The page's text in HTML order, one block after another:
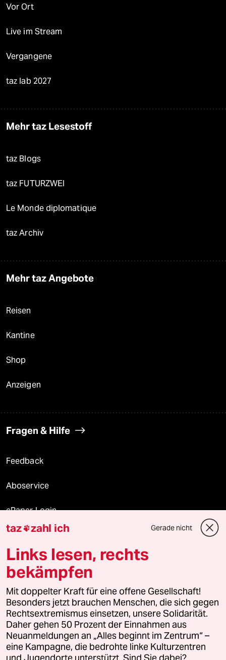
Vor Ort
Live im Stream
Vergangene
taz lab 2027
Mehr taz Lesestoff
taz Blogs
taz FUTURZWEI
Le Monde diplomatique
taz Archiv
Mehr taz Angebote
Reisen
Kantine
Shop
Anzeigen
Fragen & Hilfe
Feedback
Aboservice
ePaper Login
Downloads für Abonnierende
© 2026 taz Verlags und Vertriebs GmbH
Alle Rechte vorbehalten. Bei rechtlichen Fragen oder für Genehmigungen
wenden Sie sich bitte an
lizenzen@taz.de
Feedback Redaktionsstatut Kommune-Richtlinien
Leitlinie Informant Datenschutz Impressum AGB
taz zahl ich Gerade nicht
Links lesen, rechts
bekämpfen
Mit doppelter Kraft für eine offene Gesellschaft!
Besonders jetzt brauchen Menschen, die sich gegen
Rechtsextremismus einsetzen, unsere Solidarität.
Daher gehen 50 Prozent der Einnahmen aus
Neuanmeldungen an „Alles beginnt im Zentrum“ –
eine Kampagne, die bedrohte linke Kulturzentren